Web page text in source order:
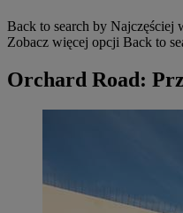
Back to search by Najczęściej
Zobacz więcej opcji Back to
Orchard Road: